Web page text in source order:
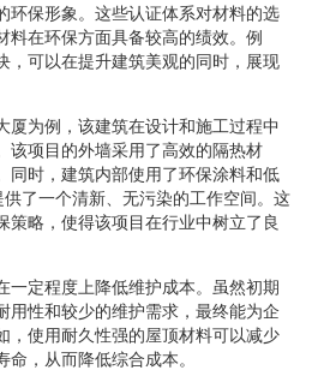
环保形象。这些认证体系对材料的选
料在环保方面具备较高的绩效。例
，可以在提升建筑美观的同时，展现
厦为例，该建筑在设计和施工过程中
该项目的外墙采用了高效的隔热材
同时，建筑内部使用了环保涂料和低
了一个清新、无污染的工作空间。这
策略，使得该项目在行业中树立了良
一定程度上降低维护成本。虽然初期
用性和较少的维护需求，最终能为企
，使用耐久性强的屋顶材料可以减少
，从而降低综合成本。